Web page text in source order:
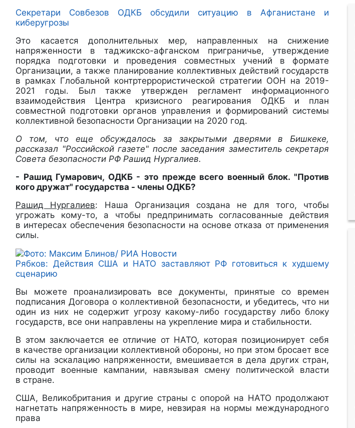
Секретари Совбезов ОДКБ обсудили ситуацию в Афганистане и
киберугрозы
Это касается дополнительных мер, направленных на снижение
напряженности в таджикско-афганском приграничье, утверждение
порядка подготовки и проведения совместных учений в формате
Организации, а также планирование коллективных действий государств
в рамках Глобальной контртеррористической стратегии ООН на 2019-
2021 годы. Был также утвержден регламент информационного
взаимодействия Центра кризисного реагирования ОДКБ и план
совместной подготовки органов управления и формирований системы
коллективной безопасности Организации на 2020 год.
О том, что еще обсуждалось за закрытыми дверями в Бишкеке,
рассказал "Российской газете" после заседания заместитель секретаря
Совета безопасности РФ Рашид Нургалиев.
- Рашид Гумарович, ОДКБ - это прежде всего военный блок. "Против
кого дружат" государства - члены ОДКБ?
Рашид Нургалиев: Наша Организация создана не для того, чтобы
угрожать кому-то, а чтобы предпринимать согласованные действия
в интересах обеспечения безопасности на основе отказа от применения
силы.
Рябков: Действия США и НАТО заставляют РФ готовиться к худшему
сценарию
Вы можете проанализировать все документы, принятые со времен
подписания Договора о коллективной безопасности, и убедитесь, что ни
один из них не содержит угрозу какому-либо государству либо блоку
государств, все они направлены на укрепление мира и стабильности.
В этом заключается ее отличие от НАТО, которая позиционирует себя
в качестве организации коллективной обороны, но при этом бросает все
силы на эскалацию напряженности, вмешивается в дела других стран,
проводит военные кампании, навязывая смену политической власти
в стране.
США, Великобритания и другие страны с опорой на НАТО продолжают
нагнетать напряженность в мире, невзирая на нормы международного
права